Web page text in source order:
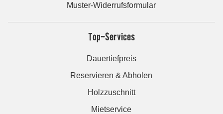
Muster-Widerrufsformular
Top-Services
Dauertiefpreis
Reservieren & Abholen
Holzzuschnitt
Mietservice